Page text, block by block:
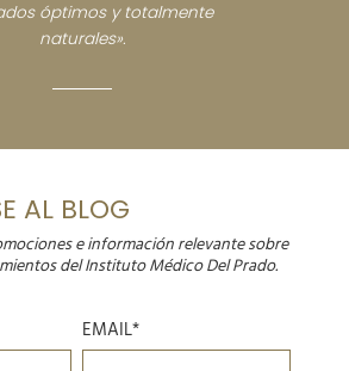
óptimos y totalmente
naturales».
AL BLOG
e información relevante sobre
del Instituto Médico Del Prado.
EMAIL*